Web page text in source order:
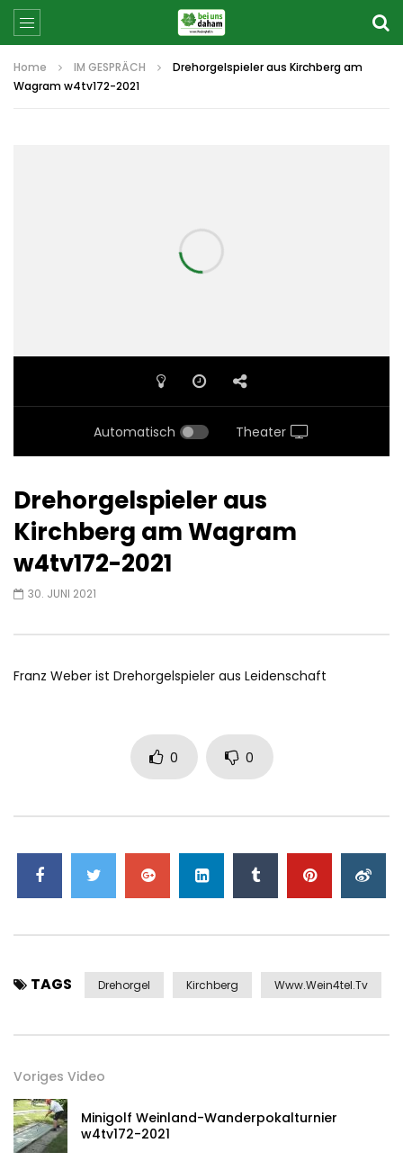
Home IM GESPRÄCH
Drehorgelspieler aus Kirchberg am
Wagram w4tv172-2021
Automatisch Theater
Drehorgelspieler aus
Kirchberg am Wagram
w4tv172-2021
30. JUNI 2021
Franz Weber ist Drehorgelspieler aus Leidenschaft
0 0
TAGS Drehorgel Kirchberg Www.wein4tel.tv
Voriges Video
Minigolf Weinland-Wanderpokalturnier
w4tv172-2021